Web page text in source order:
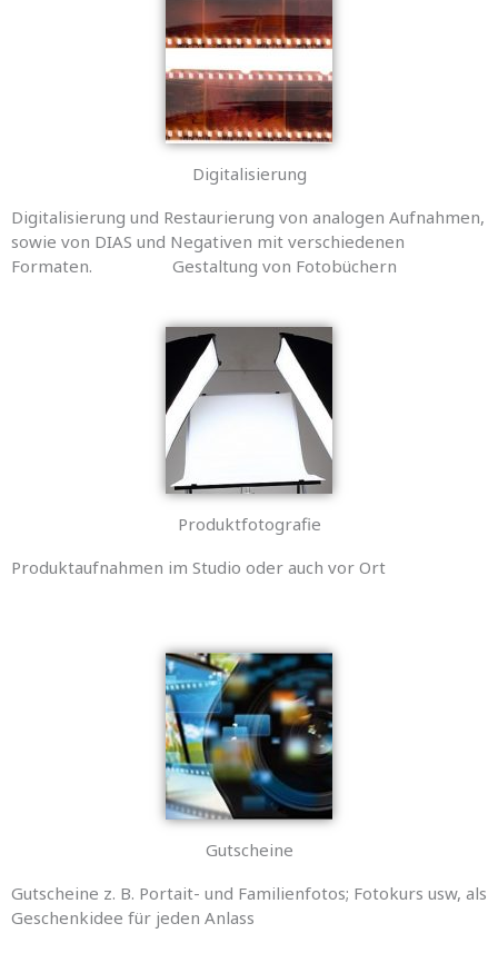
Digitalisierung
Digitalisierung und Restaurierung von analogen Aufnahmen,
sowie von DIAS und Negativen mit verschiedenen
Formaten. Gestaltung von Fotobüchern
Produktfotografie
Produktaufnahmen im Studio oder auch vor Ort
Gutscheine
Gutscheine z. B. Portait- und Familienfotos; Fotokurs usw, als
Geschenkidee für jeden Anlass